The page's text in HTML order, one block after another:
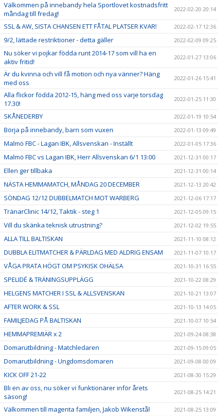
Välkommen på innebandy hela Sportlovet kostnadsfritt
måndag till fredag!
2022-02-20 20:14
SSL & AW, SISTA CHANSEN ETT FÅTAL PLATSER KVAR! 2022-02-17 12:36
9/2, lättade restriktioner - detta gäller 2022-02-09 09:25
Nu söker vi pojkar födda runt 2014-17 som vill ha en
aktiv fritid!
2022-01-27 13:06
Är du kvinna och vill få motion och nya vänner? Häng
med oss
2022-01-26 15:41
Alla flickor födda 2012-15, häng med oss varje torsdag
17.30!
2022-01-25 11:30
SKÅNEDERBY 2022-01-19 10:54
Börja på innebandy, barn som vuxen 2022-01-13 09:49
Malmö FBC - Lagan IBK, Allsvenskan - Inställt 2022-01-05 17:36
Malmö FBC vs Lagan IBK, Herr Allsvenskan 6/1 13:00 2021-12-31 00:17
Ellen ger tillbaka 2021-12-31 00:14
NÄSTA HEMMAMATCH, MÅNDAG 20 DECEMBER 2021-12-13 20:42
SÖNDAG 12/12 DUBBELMATCH MOT WARBERG 2021-12-06 17:17
TränarClinic 14/12, Taktik - steg 1 2021-12-05 09:15
Vill du skänka teknisk utrustning? 2021-12-02 19:55
ALLA TILL BALTISKAN 2021-11-10 08:12
DUBBLA ELITMATCHER & PÄRLDAG MED ALDRIG ENSAM 2021-11-07 10:17
VÅGA PRATA HÖGT OM PSYKISK OHÄLSA 2021-10-31 16:55
SPELIDÉ & TRÄNINGSUPPLÄGG 2021-10-22 08:29
HELGENS MATCHER I SSL & ALLSVENSKAN 2021-10-21 13:07
AFTER WORK & SSL 2021-10-13 14:05
FAMILJEDAG PÅ BALTISKAN 2021-10-07 10:54
HEMMAPREMIÄR x 2 2021-09-24 08:38
Domarutbildning - Matchledaren 2021-09-15 09:05
Domarutbildning - Ungdomsdomaren 2021-09-08 00:09
KICK OFF 21-22 2021-08-30 15:29
Bli en av oss, nu söker vi funktionärer inför årets
säsong!
2021-08-25 14:21
Välkommen till magenta familjen, Jakob Wikenstål 2021-08-25 13:09